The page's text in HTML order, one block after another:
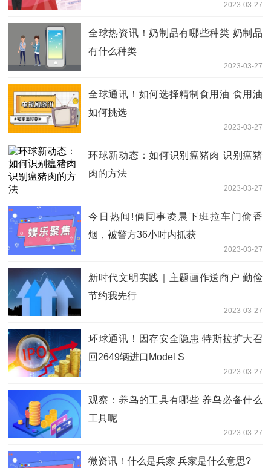
2023-03-27
全球热资讯！奶制品有哪些种类 奶制品
有什么种类
2023-03-27
全球通讯！如何选择精制食用油 食用油
如何挑选
2023-03-27
环球新动态：如何识别瘟猪肉 识别瘟猪
肉的方法
2023-03-27
今日热闻!俩同事凌晨下班拉车门偷香
烟，被警方36小时内抓获
2023-03-27
新时代文明实践｜主题画作送商户 勤俭
节约我先行
2023-03-27
环球通讯！因存安全隐患 特斯拉扩大召
回2649辆进口Model S
2023-03-27
观察：养鸟的工具有哪些 养鸟必备什么
工具呢
2023-03-27
微资讯！什么是兵家 兵家是什么意思?